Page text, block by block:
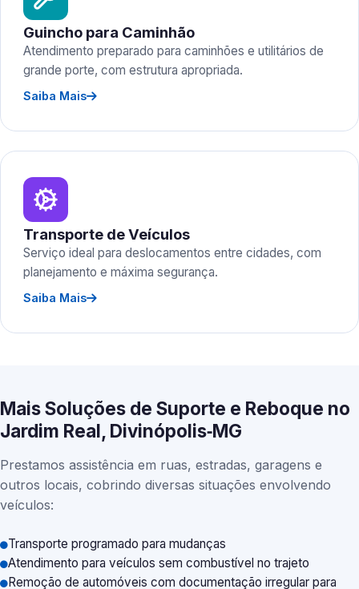
Guincho para Caminhão
Atendimento preparado para caminhões e utilitários de
grande porte, com estrutura apropriada.
Saiba Mais
Transporte de Veículos
Serviço ideal para deslocamentos entre cidades, com
planejamento e máxima segurança.
Saiba Mais
Mais Soluções de Suporte e Reboque no
Jardim Real, Divinópolis‑MG
Prestamos assistência em ruas, estradas, garagens e
outros locais, cobrindo diversas situações envolvendo
veículos:
Transporte programado para mudanças
Atendimento para veículos sem combustível no trajeto
Remoção de automóveis com documentação irregular para